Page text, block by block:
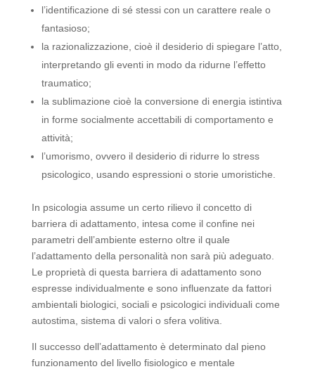
l’identificazione di sé stessi con un carattere reale o
fantasioso;
la razionalizzazione, cioè il desiderio di spiegare l’atto,
interpretando gli eventi in modo da ridurne l’effetto
traumatico;
la sublimazione cioè la conversione di energia istintiva
in forme socialmente accettabili di comportamento e
attività;
l’umorismo, ovvero il desiderio di ridurre lo stress
psicologico, usando espressioni o storie umoristiche.
In psicologia assume un certo rilievo il concetto di
barriera di adattamento, intesa come il confine nei
parametri dell’ambiente esterno oltre il quale
l’adattamento della personalità non sarà più adeguato.
Le proprietà di questa barriera di adattamento sono
espresse individualmente e sono influenzate da fattori
ambientali biologici, sociali e psicologici individuali come
autostima, sistema di valori o sfera volitiva.
Il successo dell’adattamento è determinato dal pieno
funzionamento del livello fisiologico e mentale